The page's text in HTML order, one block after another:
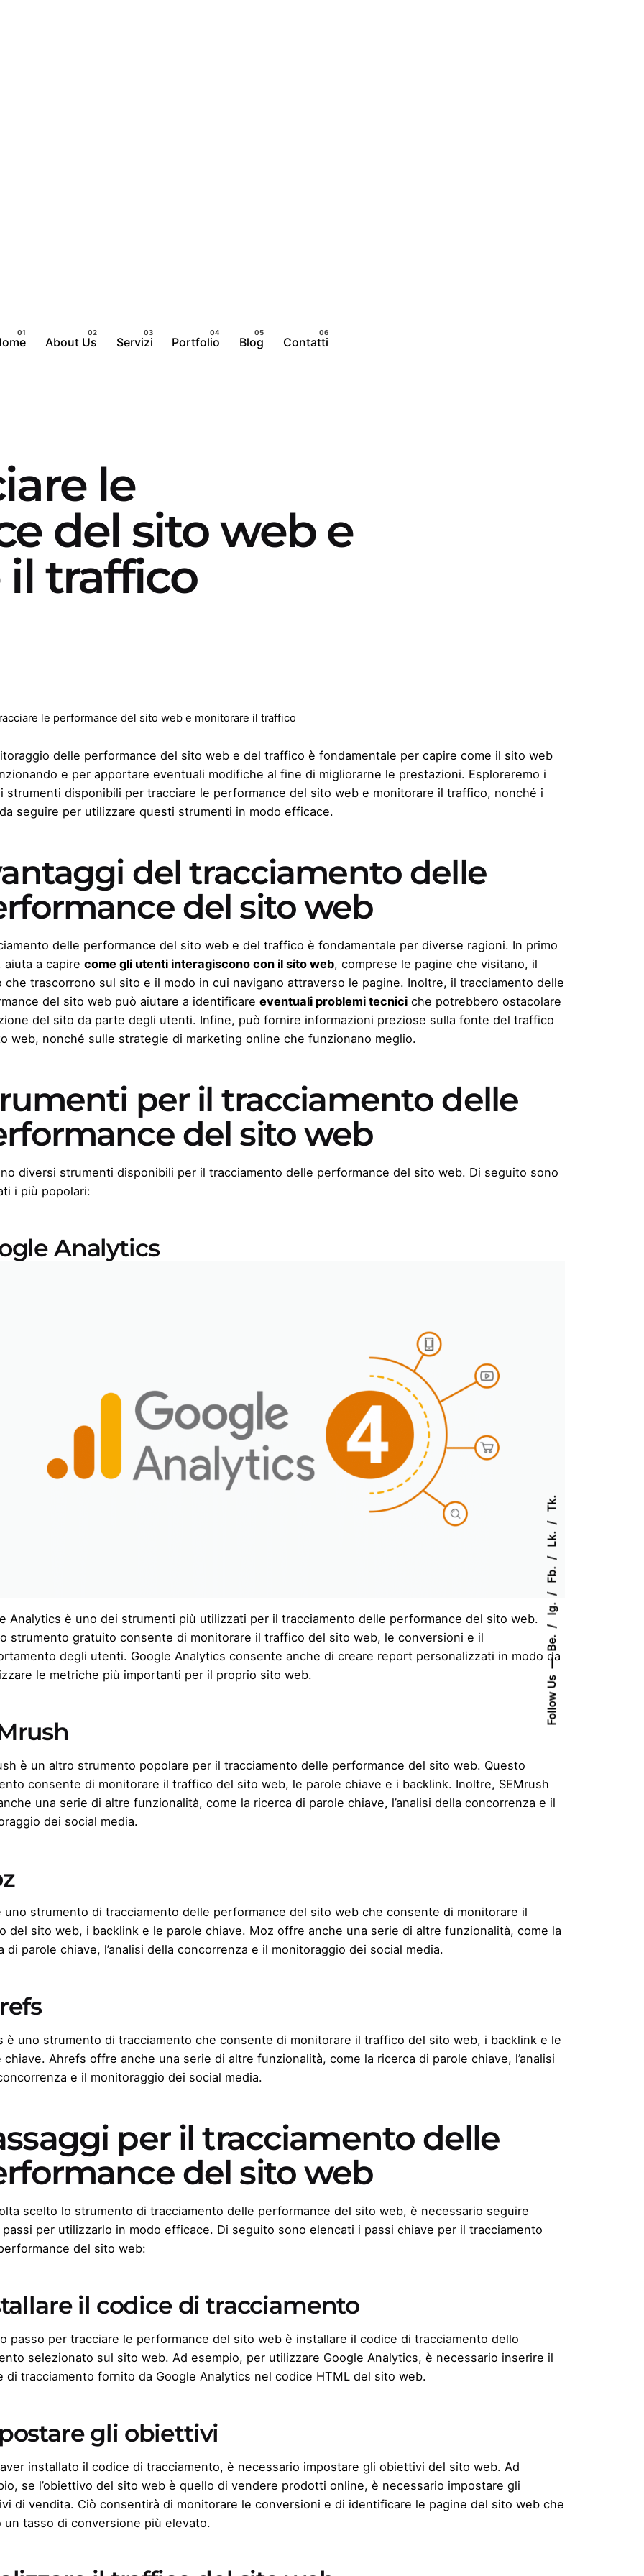
Follow Us
Be.
Ig.
Fb.
Lk.
Tk.
About Us Servizi Portfolio Blog Contatti
le
del sito web e
traffico
le performance del sito web e monitorare il traffico
delle performance del sito web e del traffico è fondamentale per capire come il sito web
e per apportare eventuali modifiche al fine di migliorarne le prestazioni. Esploreremo i
strumenti disponibili per tracciare le performance del sito web e monitorare il traffico, nonché i
seguire per utilizzare questi strumenti in modo efficace.
del tracciamento delle
del sito web
delle performance del sito web e del traffico è fondamentale per diverse ragioni. In primo
aiuta a capirecome gli utenti interagiscono con il sito web, comprese le pagine che visitano, il
che trascorrono sul sito e il modo in cui navigano attraverso le pagine. Inoltre, il tracciamento delle
del sito web può aiutare a identificareeventuali problemi tecnici che potrebbero ostacolare
del sito da parte degli utenti. Infine, può fornire informazioni preziose sulla fonte del traffico
web, nonché sulle strategie di marketing online che funzionano meglio.
per il tracciamento delle
del sito web
diversi strumenti disponibili per il tracciamento delle performance del sito web. Di seguito sono
i più popolari:
Analytics
Analytics è uno dei strumenti più utilizzati per il tracciamento delle performance del sito web.
strumento gratuito consente di monitorare il traffico del sito web, le conversioni e il
degli utenti. Google Analytics consente anche di creare report personalizzati in modo da
le metriche più importanti per il proprio sito web.
è un altro strumento popolare per il tracciamento delle performance del sito web. Questo
consente di monitorare il traffico del sito web, le parole chiave e i backlink. Inoltre, SEMrush
una serie di altre funzionalità, come la ricerca di parole chiave, l’analisi della concorrenza e il
dei social media.
uno strumento di tracciamento delle performance del sito web che consente di monitorare il
del sito web, i backlink e le parole chiave. Moz offre anche una serie di altre funzionalità, come la
di parole chiave, l’analisi della concorrenza e il monitoraggio dei social media.
è uno strumento di tracciamento che consente di monitorare il traffico del sito web, i backlink e le
chiave. Ahrefs offre anche una serie di altre funzionalità, come la ricerca di parole chiave, l’analisi
e il monitoraggio dei social media.
per il tracciamento delle
del sito web
scelto lo strumento di tracciamento delle performance del sito web, è necessario seguire
passi per utilizzarlo in modo efficace. Di seguito sono elencati i passi chiave per il tracciamento
del sito web:
il codice di tracciamento
passo per tracciare le performance del sito web è installare il codice di tracciamento dello
selezionato sul sito web. Ad esempio, per utilizzare Google Analytics, è necessario inserire il
di tracciamento fornito da Google Analytics nel codice HTML del sito web.
gli obiettivi
installato il codice di tracciamento, è necessario impostare gli obiettivi del sito web. Ad
se l’obiettivo del sito web è quello di vendere prodotti online, è necessario impostare gli
di vendita. Ciò consentirà di monitorare le conversioni e di identificare le pagine del sito web che
un tasso di conversione più elevato.